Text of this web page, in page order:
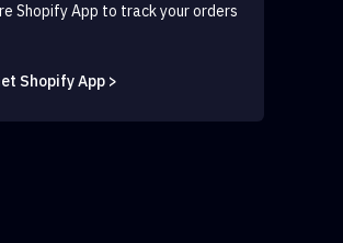
Shopify App to track your orders
Shopify App >